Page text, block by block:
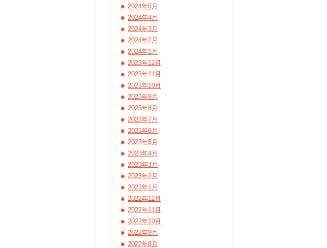
2024年5月
2024年4月
2024年3月
2024年2月
2024年1月
2023年12月
2023年11月
2023年10月
2023年9月
2023年8月
2023年7月
2023年6月
2023年5月
2023年4月
2023年3月
2023年2月
2023年1月
2022年12月
2022年11月
2022年10月
2022年9月
2022年8月